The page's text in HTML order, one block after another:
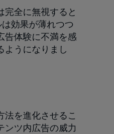
完全に無視すると
効果が薄れつつ
告体験に不満を感
ようになりまし
を進化させるこ
ンツ内広告の威力